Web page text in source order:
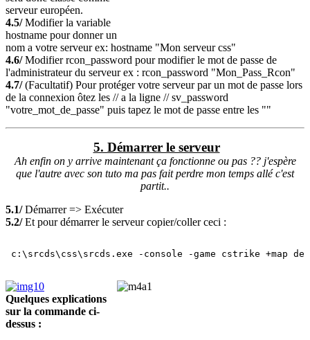
serveur européen.
4.5/Modifier la variable
hostname pour donner un
nom a votre serveur ex: hostname "Mon serveur css"
4.6/Modifier rcon_password pour modifier le mot de passe de
l'administrateur du serveur ex : rcon_password "Mon_Pass_Rcon"
4.7/(Facultatif) Pour protéger votre serveur par un mot de passe lors
de la connexion ôtez les // a la ligne // sv_password
"votre_mot_de_passe" puis tapez le mot de passe entre les ""
5. Démarrer le serveur
Ah enfin on y arrive maintenant ça fonctionne ou pas ?? j'espère
que l'autre avec son tuto ma pas fait perdre mon temps allé c'est
partit..
5.1/Démarrer => Exécuter
5.2/Et pour démarrer le serveur copier/coller ceci :
c:\srcds\css\srcds.exe -console -game cstrike +map
Quelques explications
sur la commande ci-
dessus :